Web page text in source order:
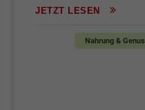
JETZT LESEN
Nahrung &